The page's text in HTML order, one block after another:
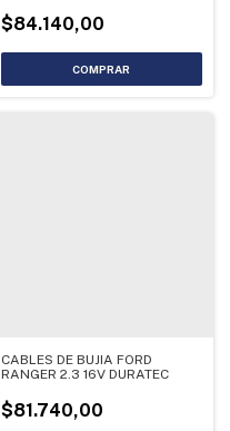
$84.140,00
CABLES DE BUJIA FORD
RANGER 2.3 16V DURATEC
$81.740,00